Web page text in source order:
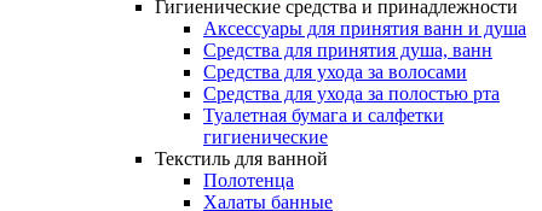
Гигиенические средства и принадлежности
Аксессуары для принятия ванн и душа
Средства для принятия душа, ванн
Средства для ухода за волосами
Средства для ухода за полостью рта
Туалетная бумага и салфетки
гигиенические
Текстиль для ванной
Полотенца
Халаты банные